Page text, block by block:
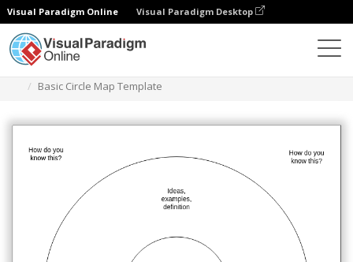
Visual Paradigm Online Visual Paradigm Desktop
Basic Circle Map Template